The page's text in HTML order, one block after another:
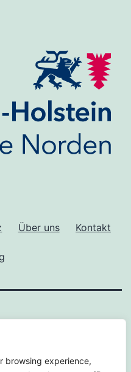
browsing experience,
Über uns Kontakt